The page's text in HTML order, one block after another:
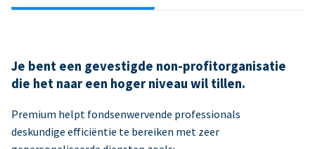
Je bent een gevestigde non-profitorganisatie
die het naar een hoger niveau wil tillen.
Premium helpt fondsenwervende professionals
deskundige efficiëntie te bereiken met zeer